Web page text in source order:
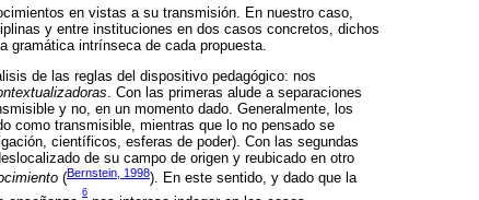
en vistas a su transmisión. En nuestro caso,
y entre instituciones en dos casos concretos, dichos
gramática intrínseca de cada propuesta.
de las reglas del dispositivo pedagógico: nos
. Con las primeras alude a separaciones
y no, en un momento dado. Generalmente, los
como transmisible, mientras que lo no pensado se
científicos, esferas de poder). Con las segundas
de su campo de origen y reubicado en otro
(Bernstein, 1998). En este sentido, y dado que la
6